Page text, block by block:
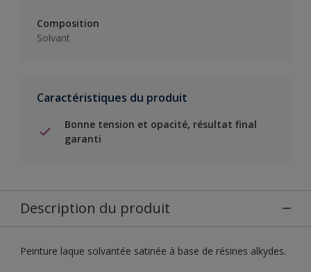
Composition
Solvant
Caractéristiques du produit
Bonne tension et opacité, résultat final
garanti
Description du produit
Peinture laque solvantée satinée à base de résines alkydes.